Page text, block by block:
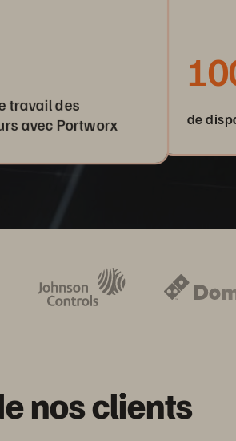
travail des
avec Portworx de
nos clients